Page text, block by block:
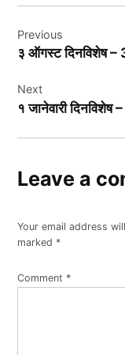
navigation
Previous
३ ऑगस्ट दिनविशेष
Next
१ जानेवारी
Leave a
Your email address
marked *
Comment *